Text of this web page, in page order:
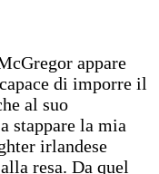
appare
di imporre il
al suo
stappare la mia
irlandese
resa. Da quel